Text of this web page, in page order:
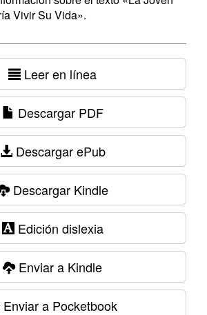
Vivir Su Vida».
Leer en línea
Descargar PDF
Descargar ePub
Descargar Kindle
Edición dislexia
Enviar a Kindle
Enviar a Pocketbook